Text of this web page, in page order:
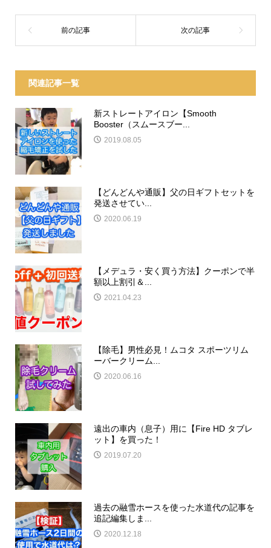
関連記事一覧
新ストレートアイロン【Smooth
Booster（スムースブー...
2019.08.05
【どんどんや通販】父の日ギフトセットを
発送させてい...
2020.06.19
【メデュラ・安く買う方法】クーポンで半
額以上割引＆...
2021.04.23
【除毛】男性必見！ムコタ スポーツリム
ーバークリーム...
2020.06.16
遠出の車内（息子）用に【Fire HD タブレ
ット】を買った！
2019.07.20
過去の融雪ホースを使った水道代の記事を
追記編集しま...
2020.12.18